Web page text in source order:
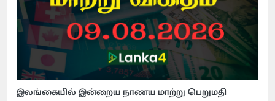
இலங்கையில் இன்றைய நாணய மாற்று பெறுமதி